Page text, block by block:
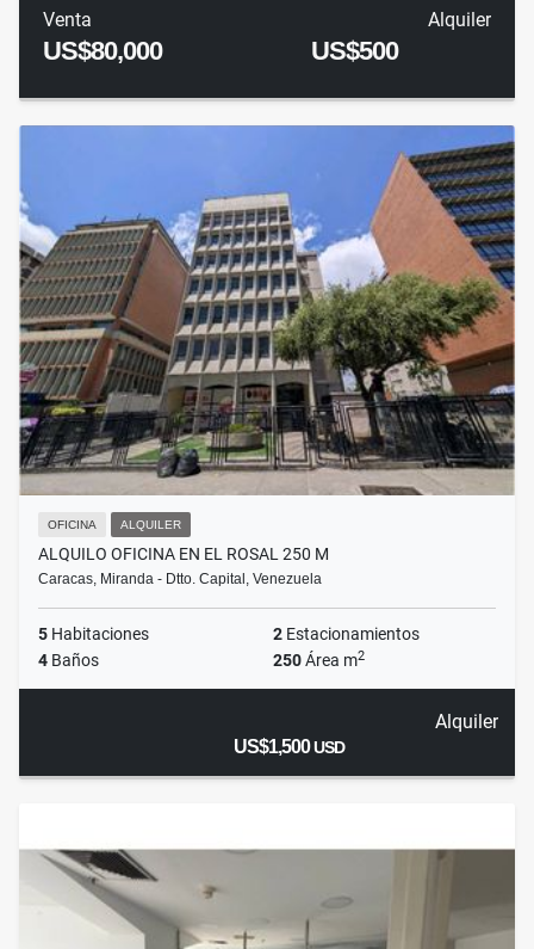
Venta
US$80,000
Alquiler
US$500
OFICINA ALQUILER
ALQUILO OFICINA EN EL ROSAL 250 M
Caracas, Miranda - Dtto. Capital, Venezuela
5 Habitaciones 2 Estacionamientos
4 Baños 250Área m2
Alquiler
US$1,500USD